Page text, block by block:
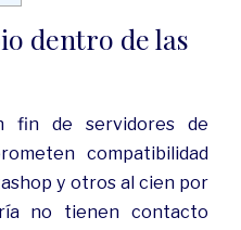
dentro de las
fin de servidores de
compatibilidad
y otros al cien por
no tienen contacto